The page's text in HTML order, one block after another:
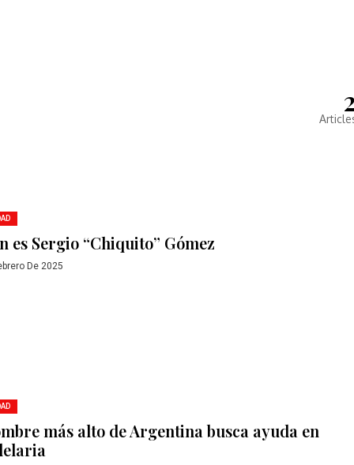
es Sergio “Chiquito” Gómez
De 2025
más alto de Argentina busca ayuda en